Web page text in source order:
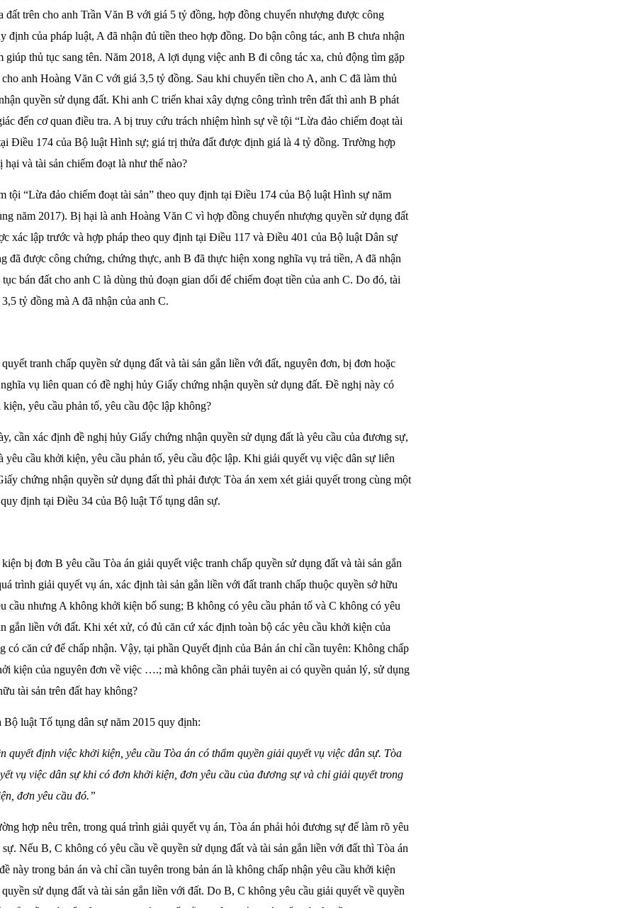
đất trên cho anh Trần Văn B với giá 5 tỷ đồng, hợp đồng chuyển nhượng được công
định của pháp luật, A đã nhận đủ tiền theo hợp đồng. Do bận công tác, anh B chưa nhận
giúp thủ tục sang tên. Năm 2018, A lợi dụng việc anh B đi công tác xa, chủ động tìm gặp
cho anh Hoàng Văn C với giá 3,5 tỷ đồng. Sau khi chuyển tiền cho A, anh C đã làm thủ
quyền sử dụng đất. Khi anh C triển khai xây dựng công trình trên đất thì anh B phát
đến cơ quan điều tra. A bị truy cứu trách nhiệm hình sự về tội “Lừa đảo chiếm đoạt tài
Điều 174 của Bộ luật Hình sự; giá trị thửa đất được định giá là 4 tỷ đồng. Trường hợp
và tài sản chiếm đoạt là như thế nào?
tội “Lừa đảo chiếm đoạt tài sản” theo quy định tại Điều 174 của Bộ luật Hình sự năm
năm 2017). Bị hại là anh Hoàng Văn C vì hợp đồng chuyển nhượng quyền sử dụng đất
xác lập trước và hợp pháp theo quy định tại Điều 117 và Điều 401 của Bộ luật Dân sự
đã được công chứng, chứng thực, anh B đã thực hiện xong nghĩa vụ trả tiền, A đã nhận
bán đất cho anh C là dùng thủ đoạn gian dối để chiếm đoạt tiền của anh C. Do đó, tài
tỷ đồng mà A đã nhận của anh C.
tranh chấp quyền sử dụng đất và tài sản gắn liền với đất, nguyên đơn, bị đơn hoặc
vụ liên quan có đề nghị hủy Giấy chứng nhận quyền sử dụng đất. Đề nghị này có
yêu cầu phản tố, yêu cầu độc lập không?
cần xác định đề nghị hủy Giấy chứng nhận quyền sử dụng đất là yêu cầu của đương sự,
yêu cầu khởi kiện, yêu cầu phản tố, yêu cầu độc lập. Khi giải quyết vụ việc dân sự liên
chứng nhận quyền sử dụng đất thì phải được Tòa án xem xét giải quyết trong cùng một
định tại Điều 34 của Bộ luật Tố tụng dân sự.
bị đơn B yêu cầu Tòa án giải quyết việc tranh chấp quyền sử dụng đất và tài sản gắn
trình giải quyết vụ án, xác định tài sản gắn liền với đất tranh chấp thuộc quyền sở hữu
cầu nhưng A không khởi kiện bổ sung; B không có yêu cầu phản tố và C không có yêu
gắn liền với đất. Khi xét xử, có đủ căn cứ xác định toàn bộ các yêu cầu khởi kiện của
có căn cứ để chấp nhận. Vậy, tại phần Quyết định của Bản án chỉ cần tuyên: Không chấp
kiện của nguyên đơn về việc ….; mà không cần phải tuyên ai có quyền quản lý, sử dụng
tài sản trên đất hay không?
luật Tố tụng dân sự năm 2015 quy định:
quyết định việc khởi kiện, yêu cầu Tòa án có thẩm quyền giải quyết vụ việc dân sự. Tòa
vụ việc dân sự khi có đơn khởi kiện, đơn yêu cầu của đương sự và chỉ giải quyết trong
đơn yêu cầu đó.”
hợp nêu trên, trong quá trình giải quyết vụ án, Tòa án phải hỏi đương sự để làm rõ yêu
Nếu B, C không có yêu cầu về quyền sử dụng đất và tài sản gắn liền với đất thì Tòa án
này trong bản án và chỉ cần tuyên trong bản án là không chấp nhận yêu cầu khởi kiện
sử dụng đất và tài sản gắn liền với đất. Do B, C không yêu cầu giải quyết về quyền